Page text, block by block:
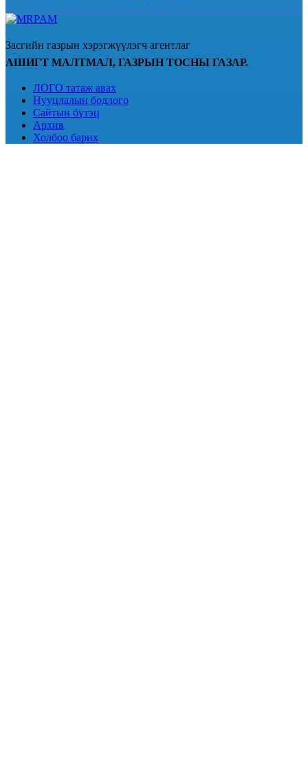
Засгийн газрын хэрэгжүүлэгч агентлаг
АШИГТ МАЛТМАЛ, ГАЗРЫН ТОСНЫ ГАЗАР.
ЛОГО татаж авах
Нууцлалын бодлого
Сайтын бүтэц
Архив
Холбоо барих